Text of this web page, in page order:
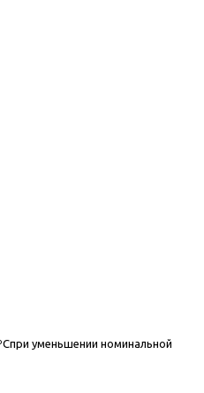
уменьшении номинальной